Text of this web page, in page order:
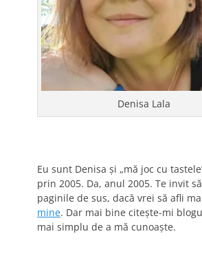
Denisa Lala
Eu sunt Denisa și „mă joc cu
prin 2005. Da, anul 2005. Te invit
paginile de sus, dacă vrei să afli
mine. Dar mai bine citește-mi
mai simplu de a mă cunoaște.